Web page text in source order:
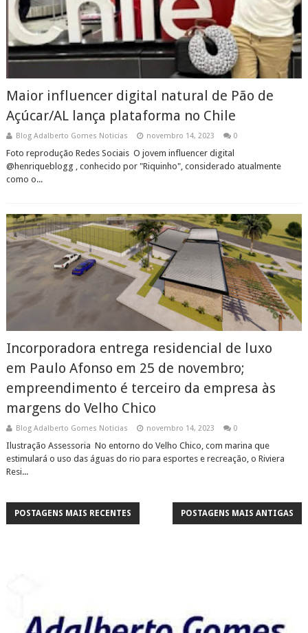
Maior influencer digital natural de Pão de
Açúcar/AL lança plataforma no Chile
Blog Adalberto Gomes Noticias novembro 14, 2023 0
Foto reprodução Redes Sociais O jovem influencer digital
@henriqueblogg , conhecido por "Riquinho", considerado atualmente
como o...
Incorporadora entrega residencial de luxo
em Paulo Afonso em 25 de novembro;
empreendimento é terceiro da empresa às
margens do Velho Chico
Blog Adalberto Gomes Noticias novembro 14, 2023 0
Ilustração Assessoria No entorno do Velho Chico, com marina que
estimulará o uso das águas do rio para esportes e recreação, o Riviera
Resi...
POSTAGENS MAIS RECENTES POSTAGENS MAIS ANTIGAS